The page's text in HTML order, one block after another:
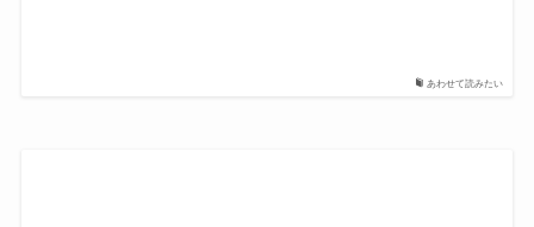
あわせて読みたい